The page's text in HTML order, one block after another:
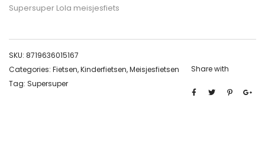
Supersuper Lola meisjesfiets
SKU: 8719636015167
Categories: Fietsen,Kinderfietsen,Meisjesfietsen
Tag: Supersuper
Share with